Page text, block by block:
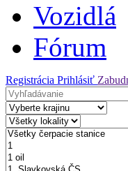
Vozidlá
Fórum
Registrácia Prihlásiť